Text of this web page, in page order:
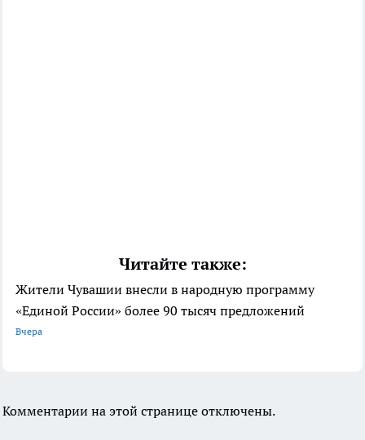
Читайте также:
Жители Чувашии внесли в народную программу
«Единой России» более 90 тысяч предложений
Вчера
Комментарии на этой странице отключены.